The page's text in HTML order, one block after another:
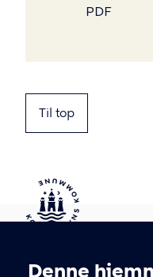
Denne
PDF
Til top
Kontakt